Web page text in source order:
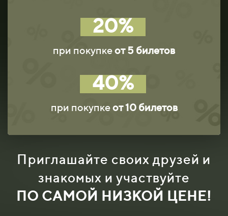
20%
при покупкеот 5 билетов
40%
при покупкеот 10 билетов
Приглашайте своих друзей и
знакомых и участвуйте
ПО САМОЙ НИЗКОЙ ЦЕНЕ!